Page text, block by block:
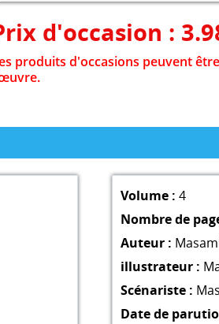
d'occasion :
produits d'occasions peuvent
Volume : 4
Nombre de
Auteur :
illustrateur :
Scénariste :
Date de